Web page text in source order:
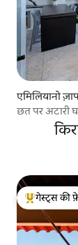
एमिलियानो
छत पर अटारी
गेस्ट्स का
गेस्ट्स की